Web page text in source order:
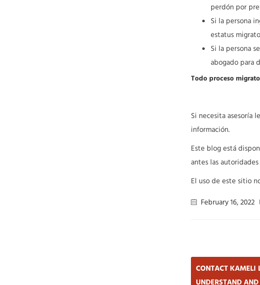
perdón por
Si la persona
estatus
Si la persona
abogado para
Todo proceso
Si necesita asesoría
información.
Este blog está
antes las
El uso de este sitio
February 16, 2022
CONTACT KAMELI
UNDERSTAND